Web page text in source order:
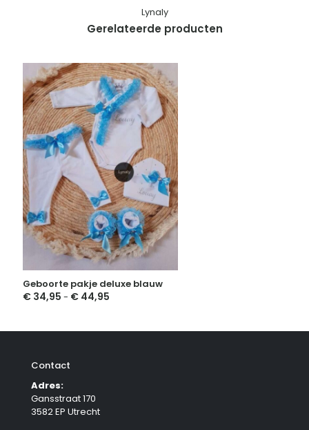
Gerelateerde producten
Lynaly
Geboorte pakje deluxe blauw
€ 34,95 - € 44,95
€ 44,95
Contact
Adres:
Gansstraat 170
3582 EP Utrecht